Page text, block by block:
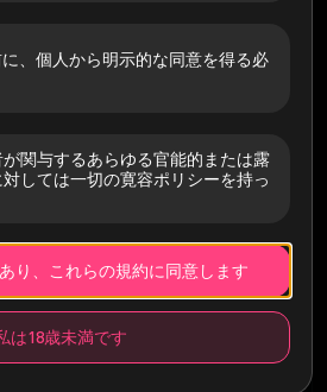
、個人から明示的な同意を得る必
関与するあらゆる官能的または露
しては一切の寛容ポリシーを持っ
り、これらの規約に同意します
は18歳未満です
ア人 日焼けした 芸術的